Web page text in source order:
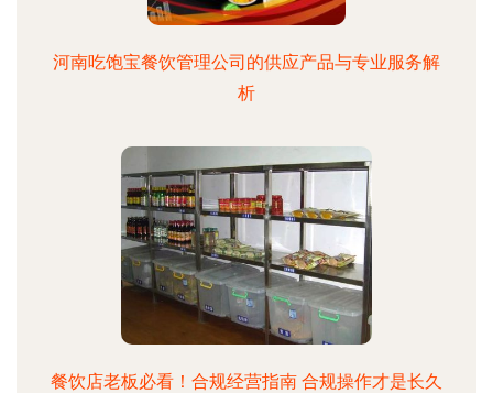
河南吃饱宝餐饮管理公司的供应产品与专业服务解
析
餐饮店老板必看！合规经营指南 合规操作才是长久